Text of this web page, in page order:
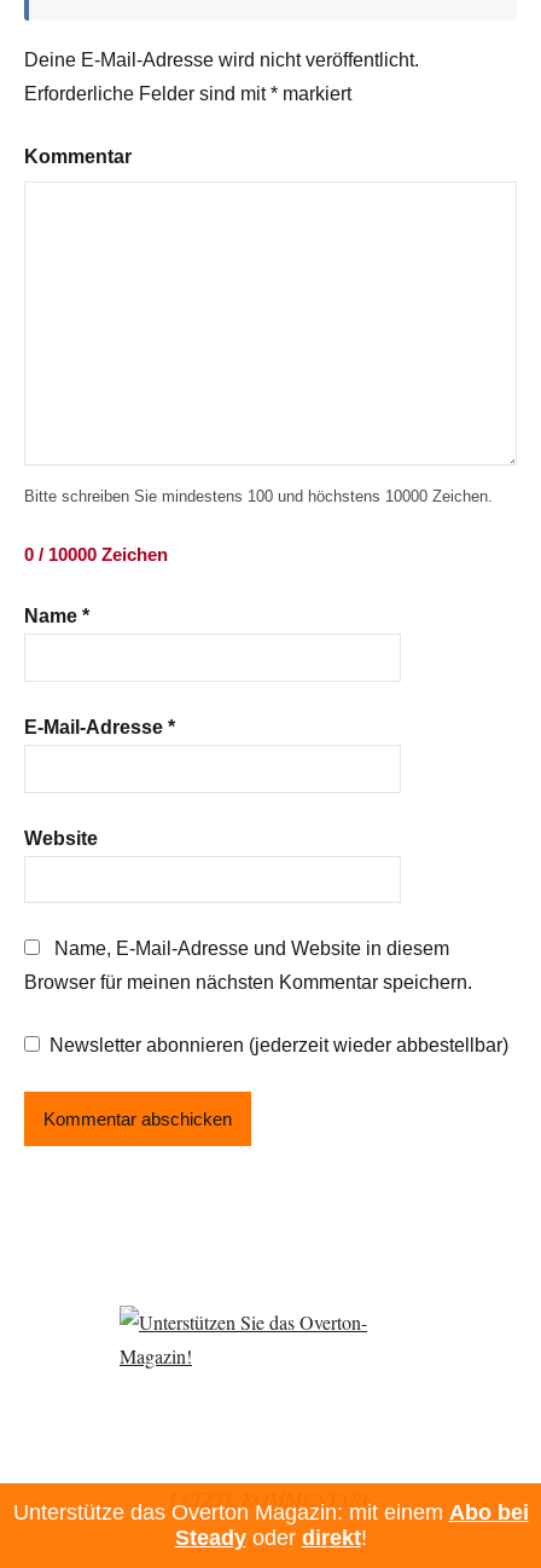
Deine E-Mail-Adresse wird nicht veröffentlicht.
Erforderliche Felder sind mit* markiert
Kommentar
Bitte schreiben Sie mindestens 100 und höchstens 10000 Zeichen.
0 / 10000 Zeichen
Name *
E-Mail-Adresse *
Website
Name, E-Mail-Adresse und Website in diesem
Browser für meinen nächsten Kommentar speichern.
Newsletter abonnieren (jederzeit wieder abbestellbar)
LETZTE KOMMENTARE
Unterstütze das Overton Magazin: mit einem Abo bei
Steadyoder direkt!